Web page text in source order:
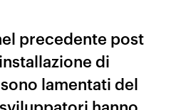
precedente post
di
lamentati del